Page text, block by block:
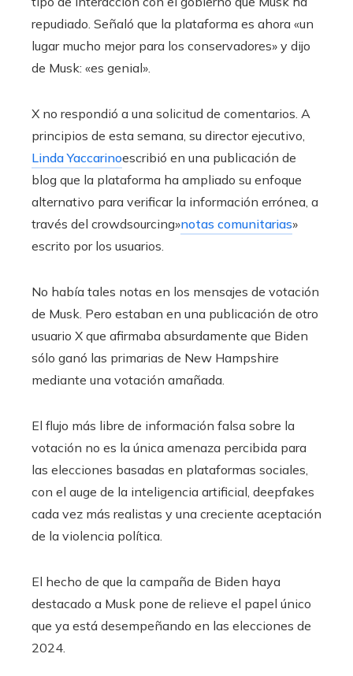
repudiado. Señaló que la plataforma es ahora «un
lugar mucho mejor para los conservadores» y dijo
de Musk: «es genial».
X no respondió a una solicitud de comentarios. A
principios de esta semana, su director ejecutivo,
Linda Yaccarinoescribió en una publicación de
blog que la plataforma ha ampliado su enfoque
alternativo para verificar la información errónea, a
través del crowdsourcing»notas comunitarias»
escrito por los usuarios.
No había tales notas en los mensajes de votación
de Musk. Pero estaban en una publicación de otro
usuario X que afirmaba absurdamente que Biden
sólo ganó las primarias de New Hampshire
mediante una votación amañada.
El flujo más libre de información falsa sobre la
votación no es la única amenaza percibida para
las elecciones basadas en plataformas sociales,
con el auge de la inteligencia artificial, deepfakes
cada vez más realistas y una creciente aceptación
de la violencia política.
El hecho de que la campaña de Biden haya
destacado a Musk pone de relieve el papel único
que ya está desempeñando en las elecciones de
2024.